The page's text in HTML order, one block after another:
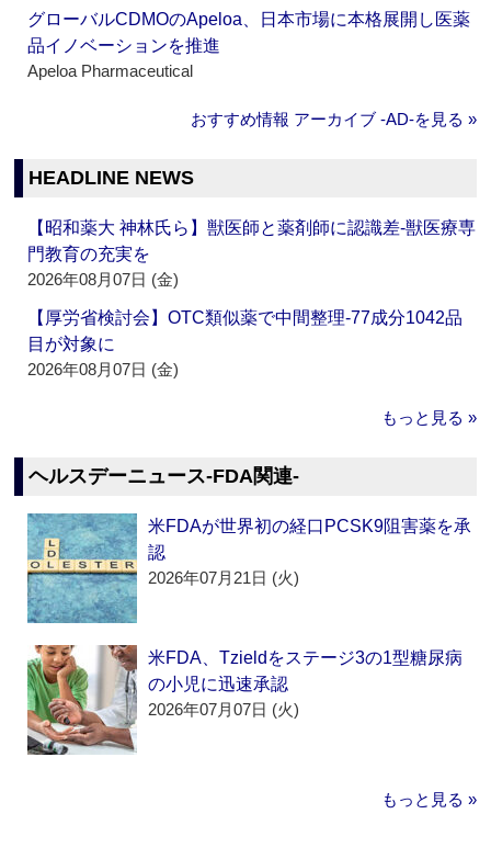
グローバルCDMOのApeloa、日本市場に本格展開し医薬
品イノベーションを推進
Apeloa Pharmaceutical
おすすめ情報 アーカイブ ‐AD‐を見る »
HEADLINE NEWS
【昭和薬大 神林氏ら】獣医師と薬剤師に認識差‐獣医療専
門教育の充実を
2026年08月07日 (金)
【厚労省検討会】OTC類似薬で中間整理‐77成分1042品
目が対象に
2026年08月07日 (金)
もっと見る »
ヘルスデーニュース‐FDA関連‐
米FDAが世界初の経口PCSK9阻害薬を承
認
2026年07月21日 (火)
米FDA、Tzieldをステージ3の1型糖尿病
の小児に迅速承認
2026年07月07日 (火)
もっと見る »